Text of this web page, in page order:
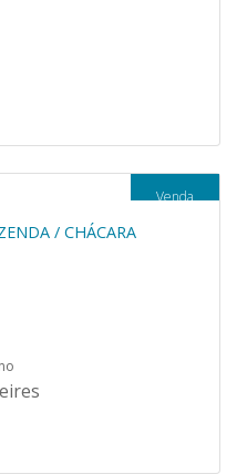
Venda
/ CHÁCARA